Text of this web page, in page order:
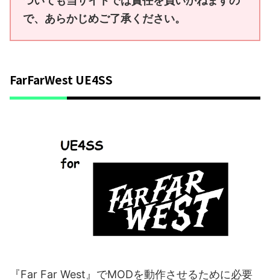
で、あらかじめご了承ください。
FarFarWest UE4SS
『Far Far West』でMODを動作させるために必要